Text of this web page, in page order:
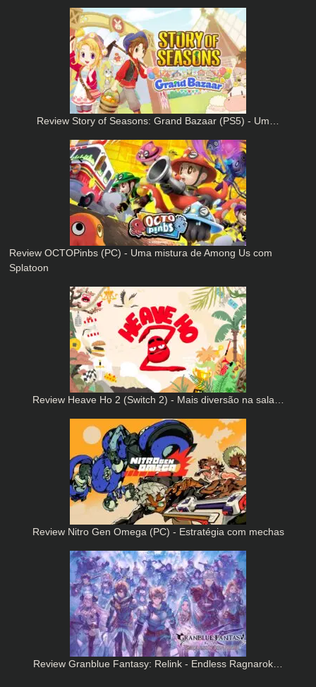
Review Story of Seasons: Grand Bazaar (PS5) - Um…
Review OCTOPinbs (PC) - Uma mistura de Among Us com
Splatoon
Review Heave Ho 2 (Switch 2) - Mais diversão na sala…
Review Nitro Gen Omega (PC) - Estratégia com mechas
Review Granblue Fantasy: Relink - Endless Ragnarok…